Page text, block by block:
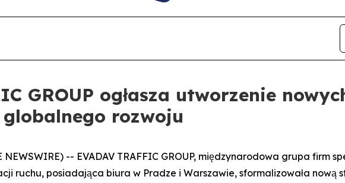
GROUP ogłasza utworzenie
rozwoju
NEWSWIRE) -- EVADAV TRAFFIC GROUP, międzynarodowa grupa firm
ruchu, posiadająca biura w Pradze i Warszawie, sformalizowała nową